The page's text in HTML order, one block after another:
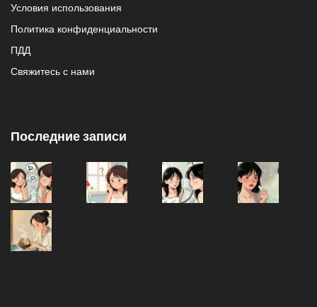
Условия использования
Политика конфиденциальности
ПДД
Свяжитесь с нами
Последние записи